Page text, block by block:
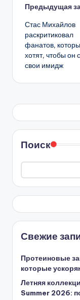
записи
Предыдущая
Стас Михайлов
раскритиковал
фанатов,
хотят, чтобы он
свои имидж
Поиск
Свежие
Протеиновые
которые
Летняя
Summer 2026: